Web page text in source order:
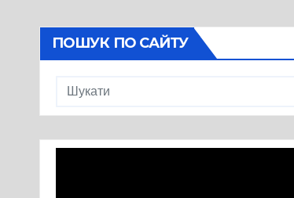
ПОШУК ПО САЙТУ